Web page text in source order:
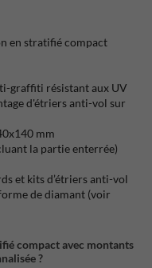
en stratifié compact
graffiti résistant aux UV
d'étriers anti-vol sur
mm
la partie enterrée)
et kits d’étriers anti-vol
de diamant (voir
compact avec montants
?